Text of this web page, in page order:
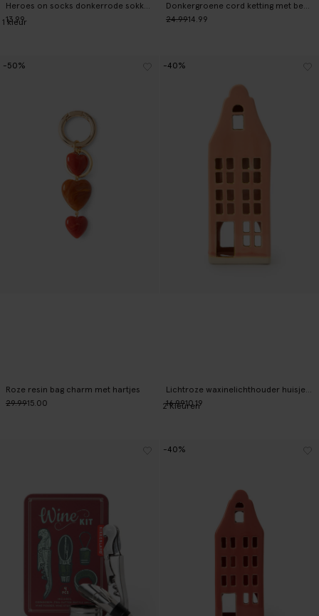
Heroes on socks donkerrode sokken met print
13.99
1 kleur
Donkergroene cord ketting met bedels
24.9914.99
Roze resin bag charm met hartjes
29.9915.00
-50%
16.9910.19
-40%
2Kleuren
-40%